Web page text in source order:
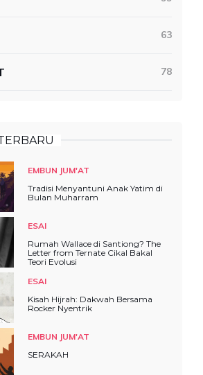
63
78
EMBUN JUM'AT
Tradisi Menyantuni Anak Yatim di
Bulan Muharram
ESAI
Rumah Wallace di Santiong? The
Letter from Ternate Cikal Bakal
Teori Evolusi
ESAI
Kisah Hijrah: Dakwah Bersama
Rocker Nyentrik
EMBUN JUM'AT
SERAKAH